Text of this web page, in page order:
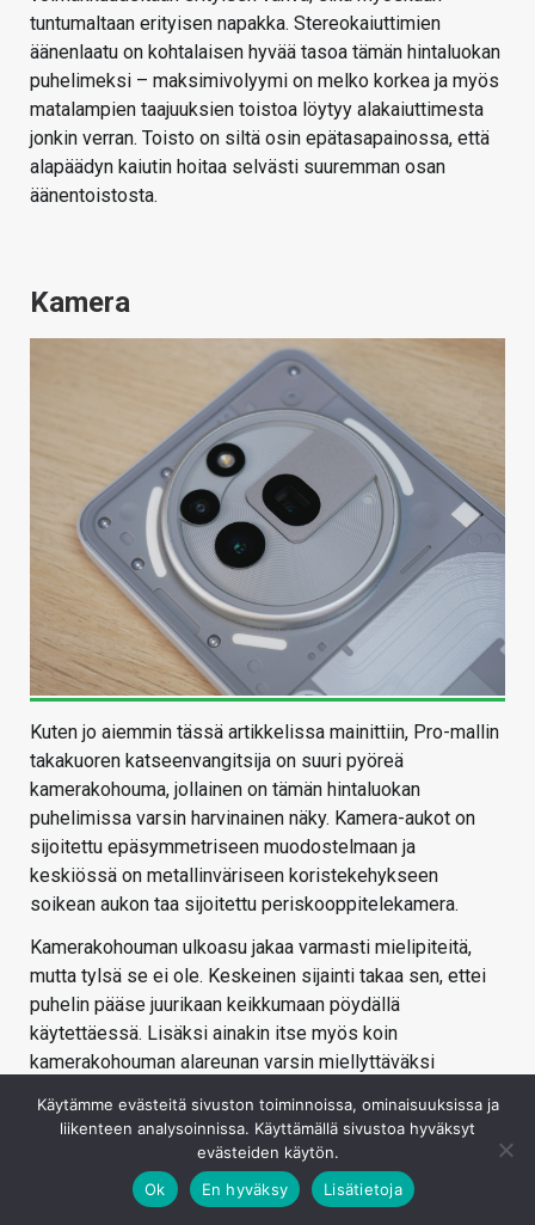
tuntumaltaan erityisen napakka. Stereokaiuttimien
äänenlaatu on kohtalaisen hyvää tasoa tämän hintaluokan
puhelimeksi – maksimivolyymi on melko korkea ja myös
matalampien taajuuksien toistoa löytyy alakaiuttimesta
jonkin verran. Toisto on siltä osin epätasapainossa, että
alapäädyn kaiutin hoitaa selvästi suuremman osan
äänentoistosta.
Kamera
Kuten jo aiemmin tässä artikkelissa mainittiin, Pro-mallin
takakuoren katseenvangitsija on suuri pyöreä
kamerakohouma, jollainen on tämän hintaluokan
puhelimissa varsin harvinainen näky. Kamera-aukot on
sijoitettu epäsymmetriseen muodostelmaan ja
keskiössä on metallinväriseen koristekehykseen
soikean aukon taa sijoitettu periskooppitelekamera.
Kamerakohouman ulkoasu jakaa varmasti mielipiteitä,
mutta tylsä se ei ole. Keskeinen sijainti takaa sen, ettei
puhelin pääse juurikaan keikkumaan pöydällä
käytettäessä. Lisäksi ainakin itse myös koin
kamerakohouman alareunan varsin miellyttäväksi
pitäessä, mikä paransi myös otetta laitteesta.
Kamerakohouman ympärillä sijaitsevia Glyph-valoja voi
hyödyntää myös kameran täytevalona tai ajastimen
visuaalisena laskurina, joka on mukava pieni lisä.
Käytämme evästeitä sivuston toiminnoissa, ominaisuuksissa ja
liikenteen analysoinnissa. Käyttämällä sivustoa hyväksyt
evästeiden käytön.
Ok
En hyväksy Lisätietoja